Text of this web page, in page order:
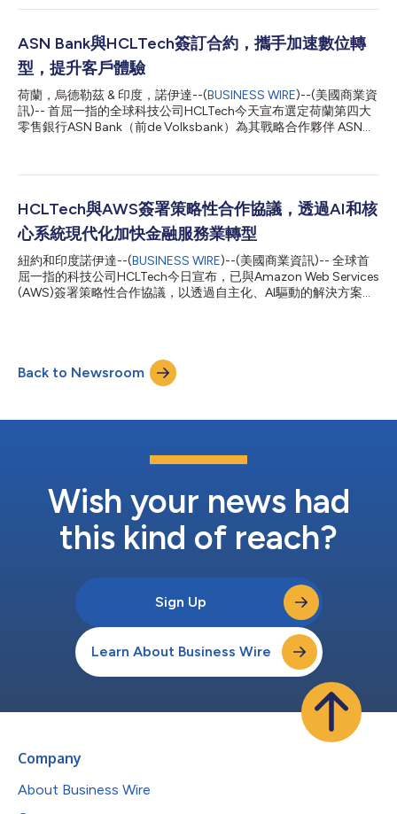
球建立了良好且穩固的形象。Finergic的利基能力結合HCLTech的
業提供更出色的服務。 HCLTech服務全球一流金融機構，累積了
25年以上的經驗。整合Finergic的專業化轉型策略、諮詢與財富架
構能力之後，HCLTech將加速提供由先進人工智慧原生工作流輔助
的下世代平台式財富管理解決方案。這些能力將使HCLTech既有的
全球經驗更形完備，支援包括40多家全球銀行在內的Temenos產
品客戶。 「取得Finergic的專長讓HCLTech完成戰略性布局，可進
一步加強從事財富管理所需的數位服務能力。」HCLTech金融服務
ASN Bank與HCLTech簽訂合約，攜手加速數位轉
型，提升客戶體驗
荷蘭，烏德勒茲 & 印度，諾伊達--(BUSINESS WIRE)--(美國商業資
訊)-- 首屈一指的全球科技公司HCLTech今天宣布選定荷蘭第四大
零售銀行ASN Bank（前de Volksbank）為其戰略合作夥伴 ASN
務、精簡合作供應商，做好跨進未來的準備。根據這份多年期合
模式簡化服務，進而提升效率及客戶體驗。 ASN Bank資訊長
Michel Ruijterman表示：「HCLTech的可擴展創新金融服務解決方
案成效備受肯定。簽訂這項合約表示我們現在有信心減少現有產品
的數量，並根據新策略調整底層流程和系統，繼續精簡業務。標準
化並進一步自動化系統有助於提高營運效率。」 HCLTech執行副
總裁暨歐洲金融服務主任Sudip Lahiri表示：「我們擁有工程思維
和可擴展的專業領域導向解決方案。結合ASN Bank的策略目標
HCLTech與AWS簽署策略性合作協議，透過AI和核
心系統現代化加快金融服務業轉型
紐約和印度諾伊達--(BUSINESS WIRE)--(美國商業資訊)-- 全球首
屈一指的科技公司HCLTech今日宣布，已與Amazon Web Services
(AWS)簽署策略性合作協議，以透過自主化、AI驅動的解決方案加
表示：「我們深知數位化轉型具有重要策略意義，當下金融機構亟
需一位值得信賴的合作夥伴，能夠全程參與轉型生命週期。金融機
構正面臨越來越大的壓力，需要實現系統現代化、提供卓越客戶體
孤島和複雜的法規要求。我們與AWS的合作旨在解決這些挑戰，
向自主化未來的步伐。」 HCLTech將推出一個預先建構、符合產
業規範的解決方案套件，旨在實現客服中心現代化、強化數位互動
為機構客戶提供策略顧問服務，其中...
Back to Newsroom
Wish your news had
this kind of reach?
Sign Up
Learn About Business Wire
Company
About Business Wire